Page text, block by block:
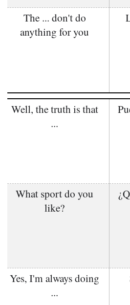
The ... don't do
anything for you
Well, the truth is that
...
What sport do you
like?
Yes, I'm always doing
...